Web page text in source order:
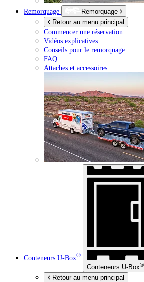
Remorquage
Remorquage
Retour au menu principal
Commencer une réservation
Vidéos explicatives
Conseils pour le remorquage
FAQ
Attaches et accessoires
Conteneurs U-Box®
Conteneurs U-Box®
Retour au menu principal